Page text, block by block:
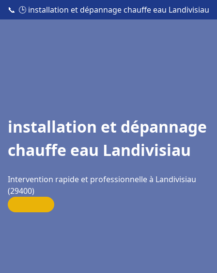
📞 🕒 installation et dépannage chauffe eau Landivisiau
installation et dépannage
chauffe eau Landivisiau
Intervention rapide et professionnelle à Landivisiau
(29400)